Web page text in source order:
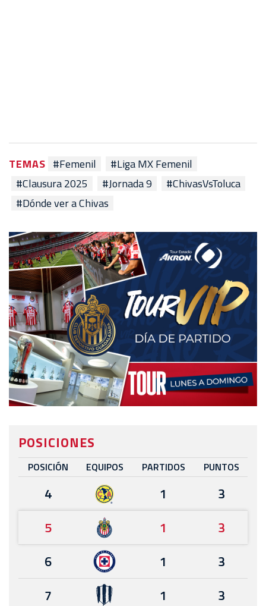
TEMAS #Femenil
#Liga MX Femenil
#Clausura 2025
#Jornada 9
#ChivasVsToluca
#Dónde ver a Chivas
POSICIONES
POSICIÓN EQUIPOS PARTIDOS PUNTOS
4 1
3
5
1
3
6
1
3
7
1
3